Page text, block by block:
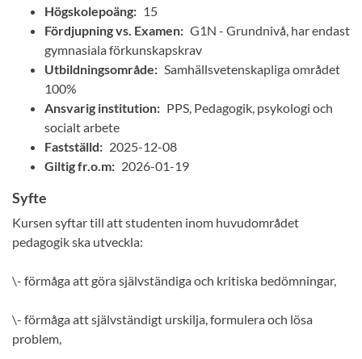
Högskolepoäng: 15
Fördjupning vs. Examen: G1N - Grundnivå, har endast
gymnasiala förkunskapskrav
Utbildningsområde: Samhällsvetenskapliga området
100%
Ansvarig institution: PPS, Pedagogik, psykologi och
socialt arbete
Fastställd: 2025-12-08
Giltig fr.o.m: 2026-01-19
Syfte
Kursen syftar till att studenten inom huvudområdet
pedagogik ska utveckla:
\- förmåga att göra självständiga och kritiska bedömningar,
\- förmåga att självständigt urskilja, formulera och lösa
problem,